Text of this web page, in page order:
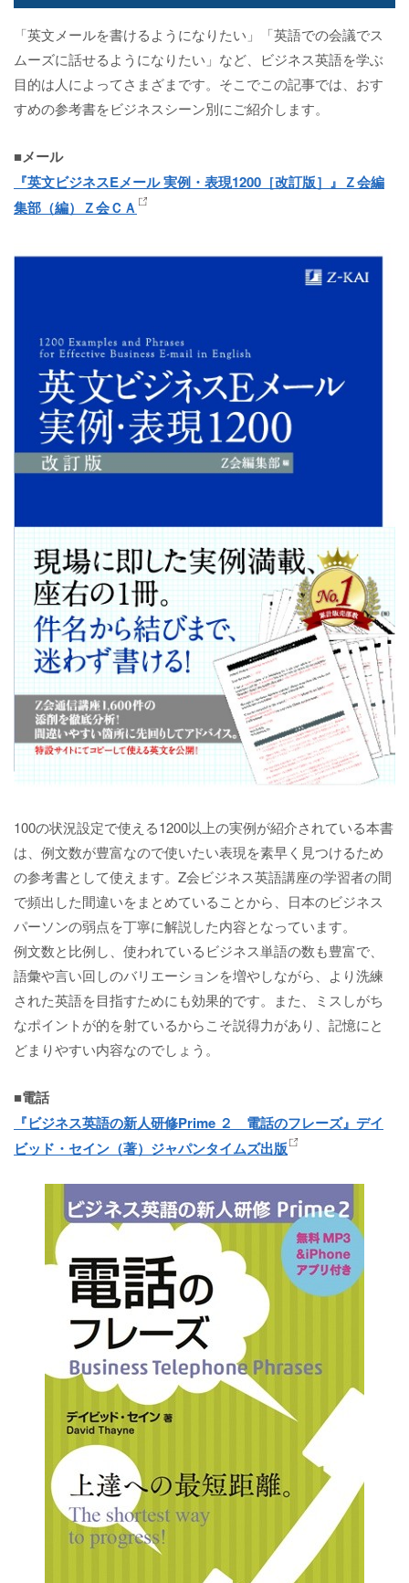
「英文メールを書けるようになりたい」「英語での会議でス
ムーズに話せるようになりたい」など、ビジネス英語を学ぶ
目的は人によってさまざまです。そこでこの記事では、おす
すめの参考書をビジネスシーン別にご紹介します。
■メール
『英文ビジネスEメール 実例・表現1200［改訂版］』Ｚ会編
集部（編）Ｚ会ＣＡ
100の状況設定で使える1200以上の実例が紹介されている本書
は、例文数が豊富なので使いたい表現を素早く見つけるため
の参考書として使えます。Z会ビジネス英語講座の学習者の間
で頻出した間違いをまとめていることから、日本のビジネス
パーソンの弱点を丁寧に解説した内容となっています。
例文数と比例し、使われているビジネス単語の数も豊富で、
語彙や言い回しのバリエーションを増やしながら、より洗練
された英語を目指すためにも効果的です。また、ミスしがち
なポイントが的を射ているからこそ説得力があり、記憶にと
どまりやすい内容なのでしょう。
■電話
『ビジネス英語の新人研修Prime ２ 電話のフレーズ』デイ
ビッド・セイン（著）ジャパンタイムズ出版